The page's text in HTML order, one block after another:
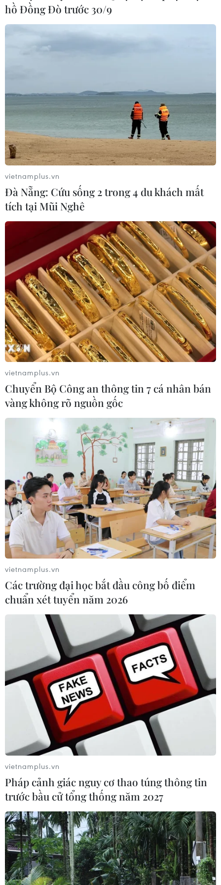
hồ Đồng Đò trước 30/9
vietnamplus.vn
Đà Nẵng: Cứu sống 2 trong 4 du khách mất
tích tại Mũi Nghê
vietnamplus.vn
Chuyển Bộ Công an thông tin 7 cá nhân bán
vàng không rõ nguồn gốc
vietnamplus.vn
Các trường đại học bắt đầu công bố điểm
chuẩn xét tuyển năm 2026
vietnamplus.vn
Pháp cảnh giác nguy cơ thao túng thông tin
trước bầu cử tổng thống năm 2027